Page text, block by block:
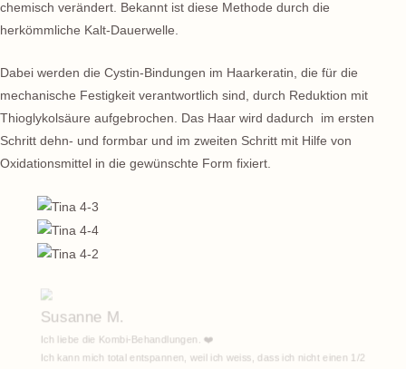
chemisch verändert. Bekannt ist diese Methode durch die
herkömmliche Kalt-Dauerwelle.
Dabei werden die Cystin-Bindungen im Haarkeratin, die für die
mechanische Festigkeit verantwortlich sind, durch Reduktion mit
Thioglykolsäure aufgebrochen. Das Haar wird dadurch im ersten
Schritt dehn- und formbar und im zweiten Schritt mit Hilfe von
Oxidationsmittel in die gewünschte Form fixiert.
Susanne M.
Ich liebe die Kombi-Behandlungen. ❤️
Ich kann mich total entspannen, weil ich weiss, dass ich nicht einen 1/2